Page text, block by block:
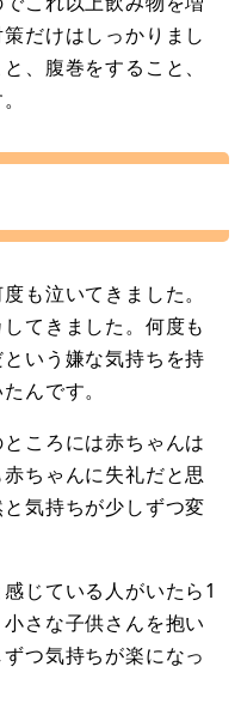
だけはしっかりまし
、腹巻をすること、
も泣いてきました。
てきました。何度も
いう嫌な気持ちを持
んです。
ころには赤ちゃんは
ちゃんに失礼だと思
気持ちが少しずつ変
じている人がいたら1
さな子供さんを抱い
つ気持ちが楽になっ